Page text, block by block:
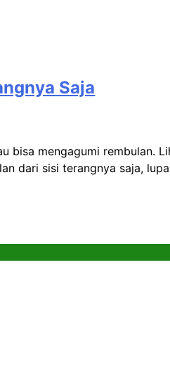
Saja
bisa mengagumi rembulan.
dari sisi terangnya saja,